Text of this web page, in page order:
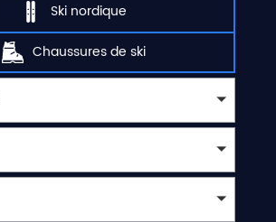
Ski nordique
Chaussures de ski